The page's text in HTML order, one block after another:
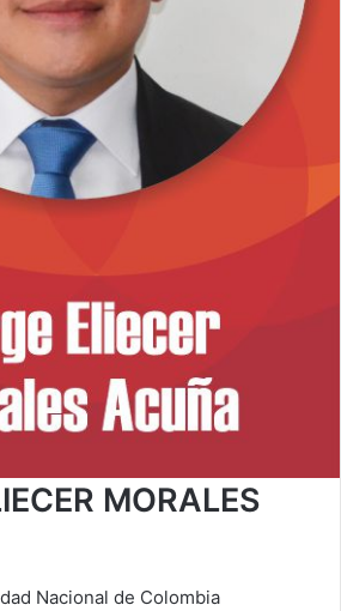
MORALES
Nacional de Colombia